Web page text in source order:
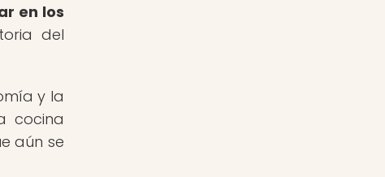
en los
del
y la
cocina
aún se